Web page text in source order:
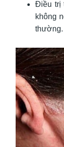
Điều trị
không
thường.